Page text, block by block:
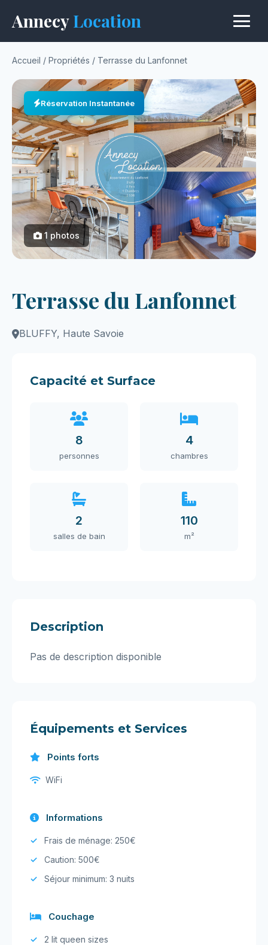
AnnecyLocation
Accueil / Propriétés / Terrasse du Lanfonnet
Réservation Instantanée
1 photos
Terrasse du Lanfonnet
BLUFFY, Haute Savoie
Capacité et Surface
8
personnes
4
chambres
2
salles de bain
110
m²
Description
Pas de description disponible
Équipements et Services
Points forts
WiFi
Informations
Frais de ménage: 250€
Caution: 500€
Séjour minimum: 3 nuits
Couchage
2 lit queen sizes